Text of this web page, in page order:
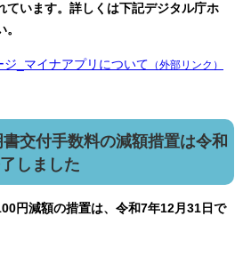
ています。詳しくは下記デジタル庁ホ
_マイナアプリについて （外部リンク）
書交付手数料の減額措置は令和
しました
円減額の措置は、令和7年12月31日で